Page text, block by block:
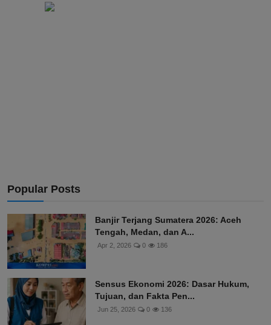
Popular Posts
Banjir Terjang Sumatera 2026: Aceh
Tengah, Medan, dan A...
Apr 2, 2026 0 186
Sensus Ekonomi 2026: Dasar Hukum,
Tujuan, dan Fakta Pen...
Jun 25, 2026 0 136